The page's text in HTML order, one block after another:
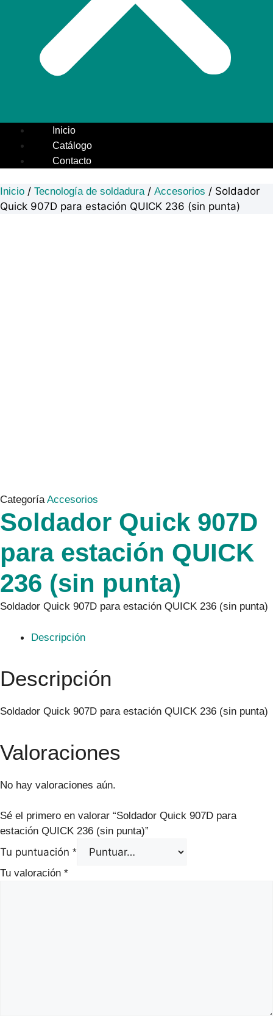
Inicio
Catálogo
Contacto
Inicio / Tecnología de soldadura/ Accesorios / Soldador
Quick 907D para estación QUICK 236 (sin punta)
Categoría Accesorios
Soldador Quick 907D
para estación QUICK
236 (sin punta)
Soldador Quick 907D para estación QUICK 236 (sin punta)
Descripción
Descripción
Soldador Quick 907D para estación QUICK 236 (sin punta)
Valoraciones
No hay valoraciones aún.
Sé el primero en valorar “Soldador Quick 907D para
estación QUICK 236 (sin punta)”
Tu puntuación *
Tu valoración *